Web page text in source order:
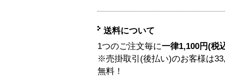
送料について
1つのご注文毎に一律1,100円(税
※売掛取引(後払い)のお客様は
無料！